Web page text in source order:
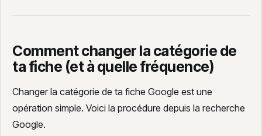
Comment changer la catégorie de
ta fiche (et à quelle fréquence)
Changer la catégorie de ta fiche Google est une
opération simple. Voici la procédure depuis la recherche
Google.